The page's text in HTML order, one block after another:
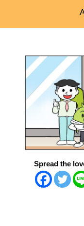
Spread the